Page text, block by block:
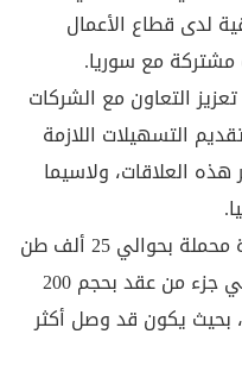
لدى قطاع الأعمال
مشتركة مع سوريا.
التعاون مع الشركات
التسهيلات اللازمة
هذه العلاقات، ولاسيما
كذلك كشف الوزير عن وصول باخرة محملة بحوالي 25 ألف طن
من القمح الروسي إلى سوريا، وهي جزء من عقد بحجم 200
بحيث يكون قد وصل أكثر